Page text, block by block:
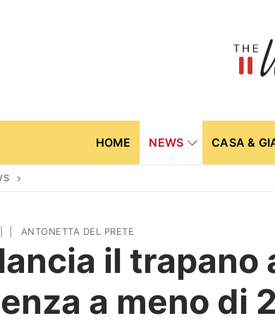
HOME NEWS CASA &
Home
News
ANTONETTA DEL PRETE
il trapano
a meno di